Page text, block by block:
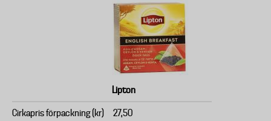
Lipton
Cirkapris förpackning (kr) 27,50